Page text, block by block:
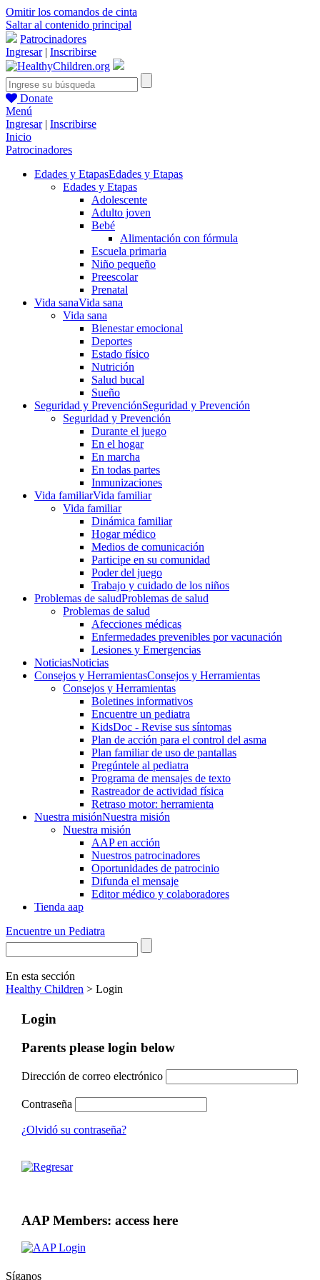
Omitir los comandos de cinta
Saltar al contenido principal
Patrocinadores
Ingresar| Inscribirse
Donate
Menú
Ingresar| Inscribirse
Inicio
Patrocinadores
Edades y EtapasEdades y Etapas
Edades y Etapas
Adolescente
Adulto joven
Bebé
Alimentación con fórmula
Escuela primaria
Niño pequeño
Preescolar
Prenatal
Vida sanaVida sana
Vida sana
Bienestar emocional
Deportes
Estado físico
Nutrición
Salud bucal
Sueño
Seguridad y PrevenciónSeguridad y Prevención
Seguridad y Prevención
Durante el juego
En el hogar
En marcha
En todas partes
Inmunizaciones
Vida familiarVida familiar
Vida familiar
Dinámica familiar
Hogar médico
Medios de comunicación
Participe en su comunidad
Poder del juego
Trabajo y cuidado de los niños
Problemas de saludProblemas de salud
Problemas de salud
Afecciones médicas
Enfermedades prevenibles por vacunación
Lesiones y Emergencias
NoticiasNoticias
Consejos y HerramientasConsejos y Herramientas
Consejos y Herramientas
Boletines informativos
Encuentre un pediatra
KidsDoc - Revise sus síntomas
Plan de acción para el control del asma
Plan familiar de uso de pantallas
Pregúntele al pediatra
Programa de mensajes de texto
Rastre​​ador de activida​d física
Retraso motor: herramienta
Nuestra misiónNuestra misión
Nuestra misión
AAP en acción
Nuestros patrocinadores
Oportunidades de patrocinio
Difunda el mensaje
Editor médico y colaboradores
Tienda aap
Encuentre un Pediatra
En esta sección
Healthy Children > Login
Login
Parents please login below
Dirección de correo electrónico
Contraseña
¿Olvidó su contraseña?
AAP Members: access here
Síganos